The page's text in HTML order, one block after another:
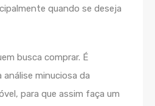
quando se deseja
busca comprar. É
minuciosa da
para que assim faça um